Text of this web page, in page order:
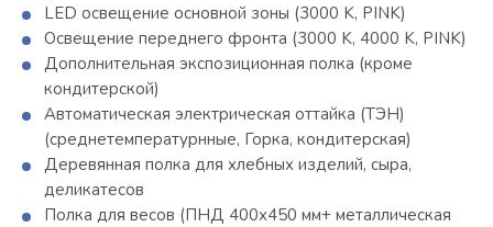
LED освещение основной зоны (3000 K, PINK)
Освещение переднего фронта (3000 K, 4000 K, PINK)
Дополнительная экспозиционная полка (кроме
кондитерской)
Автоматическая электрическая оттайка (ТЭН)
(среднетемпературнные, Горка, кондитерская)
Деревянная полка для хлебных изделий, сыра,
деликатесов
Полка для весов (ПНД 400х450 мм+ металлическая